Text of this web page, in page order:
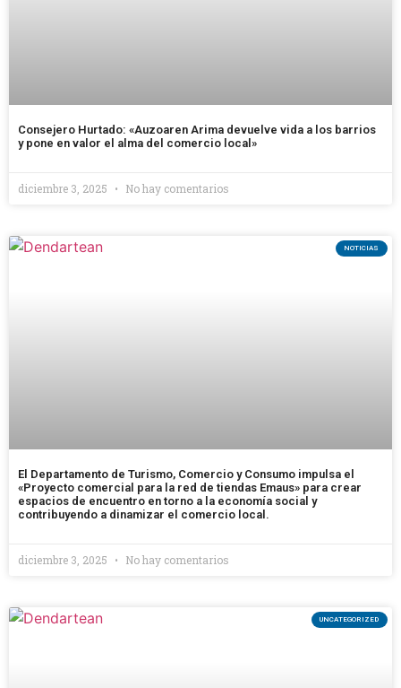
Consejero Hurtado: «Auzoaren Arima devuelve vida a los barrios
y pone en valor el alma del comercio local»
diciembre 3, 2025 No hay comentarios
NOTICIAS
El Departamento de Turismo, Comercio y Consumo impulsa el
«Proyecto comercial para la red de tiendas Emaus» para crear
espacios de encuentro en torno a la economía social y
contribuyendo a dinamizar el comercio local.
diciembre 3, 2025 No hay comentarios
UNCATEGORIZED